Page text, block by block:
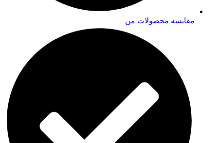
مقایسه محصولات من